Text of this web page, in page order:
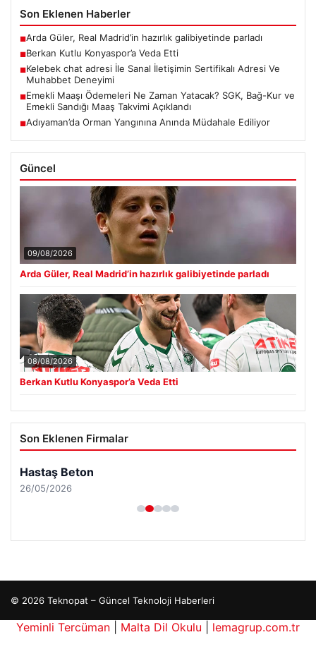
Son Eklenen Haberler
■Arda Güler, Real Madrid’in hazırlık galibiyetinde parladı
■Berkan Kutlu Konyaspor’a Veda Etti
■Kelebek chat adresi İle Sanal İletişimin Sertifikalı Adresi Ve
Muhabbet Deneyimi
■Emekli Maaşı Ödemeleri Ne Zaman Yatacak? SGK, Bağ-Kur ve
Emekli Sandığı Maaş Takvimi Açıklandı
■Adıyaman’da Orman Yangınına Anında Müdahale Ediliyor
Güncel
09/08/2026
Arda Güler, Real Madrid’in hazırlık galibiyetinde parladı
08/08/2026
Berkan Kutlu Konyaspor’a Veda Etti
Son Eklenen Firmalar
Hastaş Beton
26/05/2026
© 2026 Teknopat – Güncel Teknoloji Haberleri
Yeminli Tercüman Malta Dil Okulu
lemagrup.com.tr